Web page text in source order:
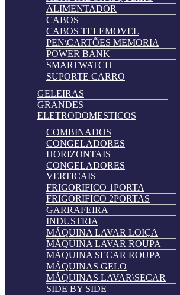
ALIMENTADOR
CABOS
CABOS TELEMOVEL
PEN\CARTÕES MEMORIA
POWER BANK
SMARTWATCH
SUPORTE CARRO
GELEIRAS
GRANDES
ELETRODOMESTICOS
COMBINADOS
CONGELADORES
HORIZONTAIS
CONGELADORES
VERTICAIS
FRIGORIFICO 1PORTA
FRIGORIFICO 2PORTAS
GARRAFEIRA
INDUSTRIA
MÁQUINA LAVAR LOIÇA
MÁQUINA LAVAR ROUPA
MÁQUINA SECAR ROUPA
MÁQUINAS GELO
MÁQUINAS LAVAR\SECAR
SIDE BY SIDE